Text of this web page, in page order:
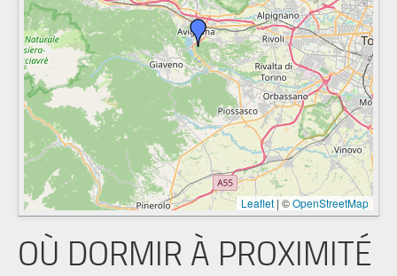
Leaflet | ©OpenStreetMap
OÙ DORMIR À PROXIMITÉ